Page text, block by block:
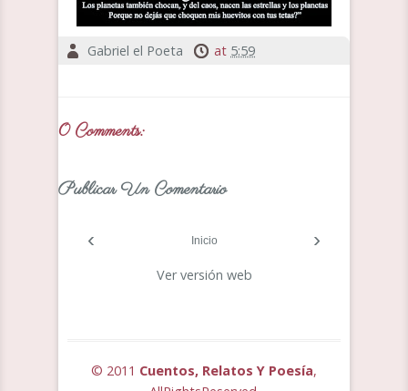
Gabriel el Poeta at 5:59
0 Comments:
Publicar Un Comentario
‹ ›
Inicio
Ver versión web
© 2011 Cuentos, Relatos Y Poesía,